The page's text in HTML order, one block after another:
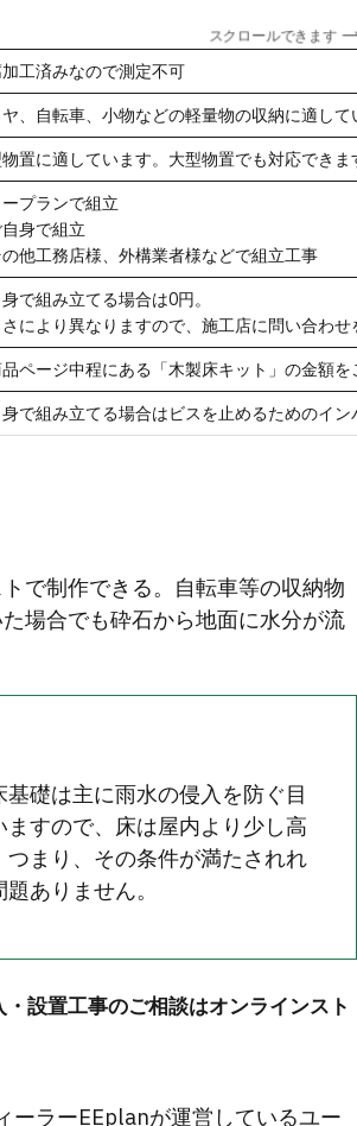
スクロールできます
工済みなので測定不可
ヤ、自転車、小物などの軽量物の収納に適して
置に適しています。大型物置でも対応でき
ープランで組立
自身で組立
の他工務店様、外構業者様などで組立工事
で組み立てる場合は0円。
により異なりますので、 施工店に問い合わ
ページ中程にある「木製床キット」の金額
で組み立てる場合はビスを止めるためのイ
で制作できる。自転車等の収納物
場合でも砕石から地面に水分が流
礎は主に雨水の侵入を防ぐ目
ますので、床は屋内より少し高
まり、その条件が満たされれ
ありません。
設置工事のご相談はオンラインスト
ーラーEEplanが運営しているユー